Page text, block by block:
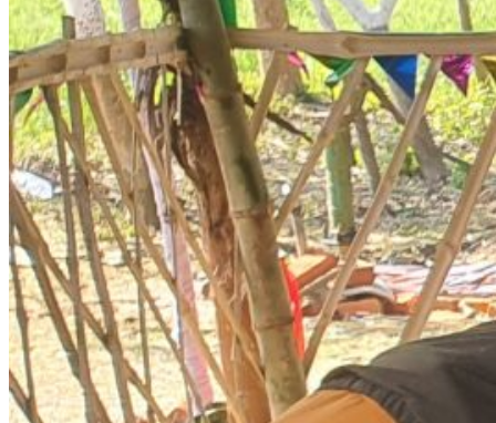
सूचना प्रविधि
मनोरञ्जन
खेलकुद
Switch skin
लगइन
Follow
Facebook
Twitter